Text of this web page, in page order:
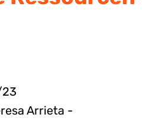
Arrieta -